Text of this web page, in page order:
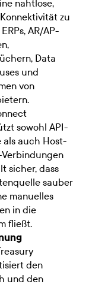
nahtlose,
zu
AR/AP-
Data
und
von
sowohl API-
als auch Host-
sicher, dass
sauber
manuelles
in die
fließt.
den
und den